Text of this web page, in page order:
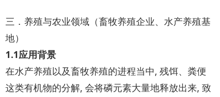
三．养殖与农业领域（畜牧养殖企业、水产养殖基
地）
1.1应用背景
在水产养殖以及畜牧养殖的进程当中, 残饵、粪便
这类有机物的分解, 会将磷元素大量地释放出来, 致